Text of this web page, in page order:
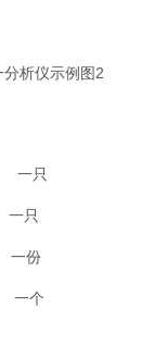
只
一只
份
个